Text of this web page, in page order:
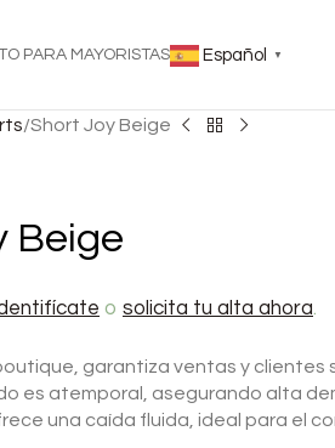
PARA MAYORISTAS Español ▼
Short Joy Beige
Beige
o solicita tu alta ahora.
garantiza ventas y clientes
es atemporal, asegurando alta
una caída fluida, ideal para el